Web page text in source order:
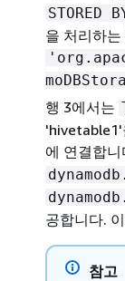
STORED
을 처리하
행 3에서는
'hivetable1'
에 연결합니
공합니다.
참고